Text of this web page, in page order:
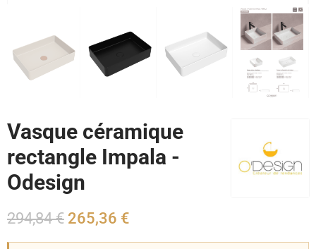
Vasque céramique
rectangle Impala -
Odesign
294,84 € 265,36 €